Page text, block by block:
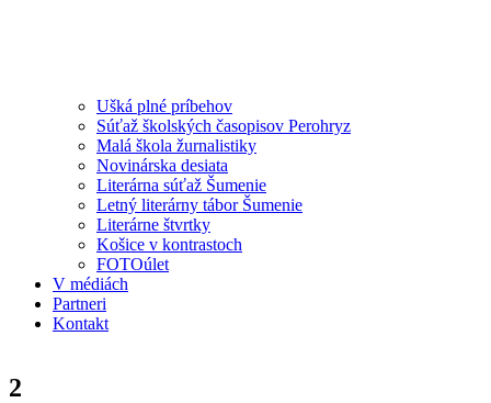
Ušká plné príbehov
Súťaž školských časopisov Perohryz
Malá škola žurnalistiky
Novinárska desiata
Literárna súťaž Šumenie
Letný literárny tábor Šumenie
Literárne štvrtky
Košice v kontrastoch
FOTOúlet
V médiách
Partneri
Kontakt
2